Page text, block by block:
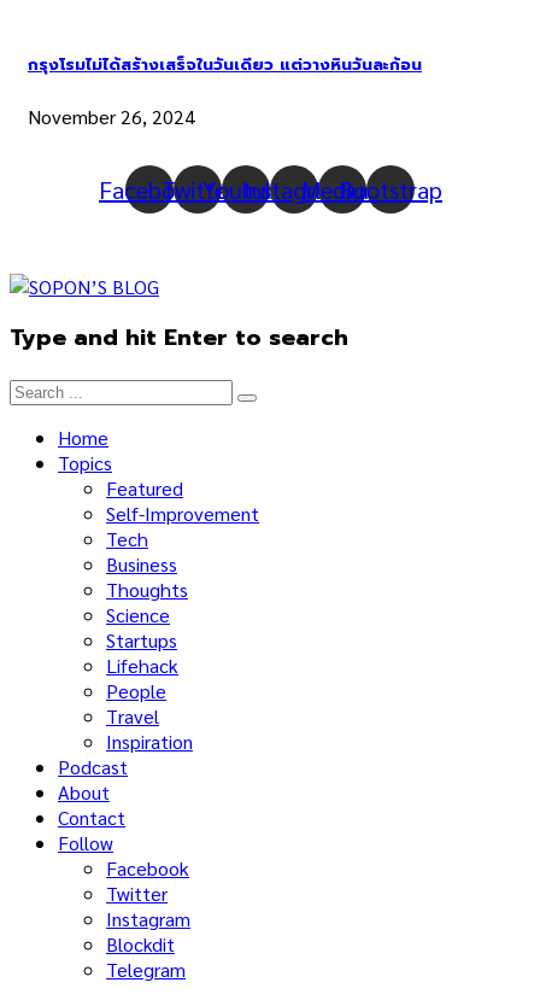
กรุงโรมไม่ได้สร้างเสร็จในวันเดียว แต่วางหินวันละก้อน
November 26, 2024
FacebookTwitterYoutubeInstagram
Medium
Bootstrap
Type and hit Enter to search
Home
Topics
Featured
Self-Improvement
Tech
Business
Thoughts
Science
Startups
Lifehack
People
Travel
Inspiration
Podcast
About
Contact
Follow
Facebook
Twitter
Instagram
Blockdit
Telegram